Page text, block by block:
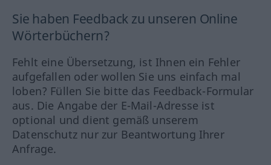
Sie haben Feedback zu unseren Online
Wörterbüchern?
Fehlt eine Übersetzung, ist Ihnen ein Fehler
aufgefallen oder wollen Sie uns einfach mal
loben? Füllen Sie bitte das Feedback-Formular
aus. Die Angabe der E-Mail-Adresse ist
optional und dient gemäß unserem
Datenschutz nur zur Beantwortung Ihrer
Anfrage.